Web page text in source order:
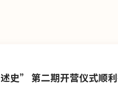
史” 第二期开营仪式顺